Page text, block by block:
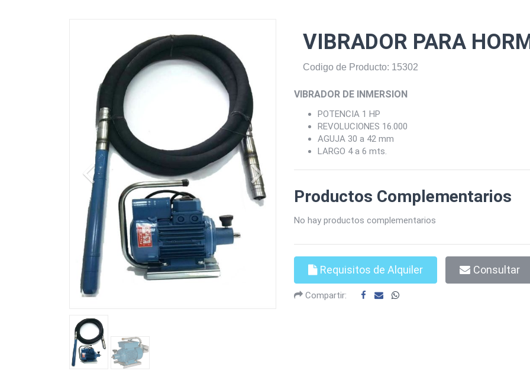
VIBRADOR PARA
Codigo de Producto: 15302
VIBRADOR DE INMERSION
POTENCIA 1 HP
REVOLUCIONES 16.000
AGUJA 30 a 42 mm
LARGO 4 a 6 mts.
Productos Complementarios
No hay productos complementarios
Requisitos de Alquiler Consultar
Compartir: